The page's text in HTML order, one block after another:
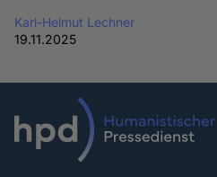
Karl-Helmut Lechner
19.11.2025